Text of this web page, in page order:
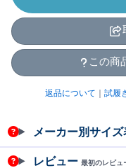
この商
返品について 試履
メーカー別サイ
レビュー 最初のレビ